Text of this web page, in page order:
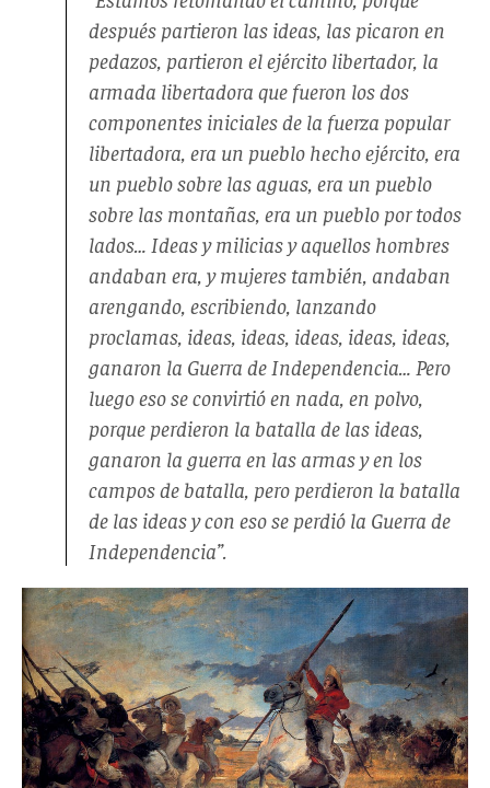
después partieron las ideas, las picaron en
pedazos, partieron el ejército libertador, la
armada libertadora que fueron los dos
componentes iniciales de la fuerza popular
libertadora, era un pueblo hecho ejército, era
un pueblo sobre las aguas, era un pueblo
sobre las montañas, era un pueblo por todos
lados… Ideas y milicias y aquellos hombres
andaban era, y mujeres también, andaban
arengando, escribiendo, lanzando
proclamas, ideas, ideas, ideas, ideas, ideas,
ganaron la Guerra de Independencia… Pero
luego eso se convirtió en nada, en polvo,
porque perdieron la batalla de las ideas,
ganaron la guerra en las armas y en los
campos de batalla, pero perdieron la batalla
de las ideas y con eso se perdió la Guerra de
Independencia”.